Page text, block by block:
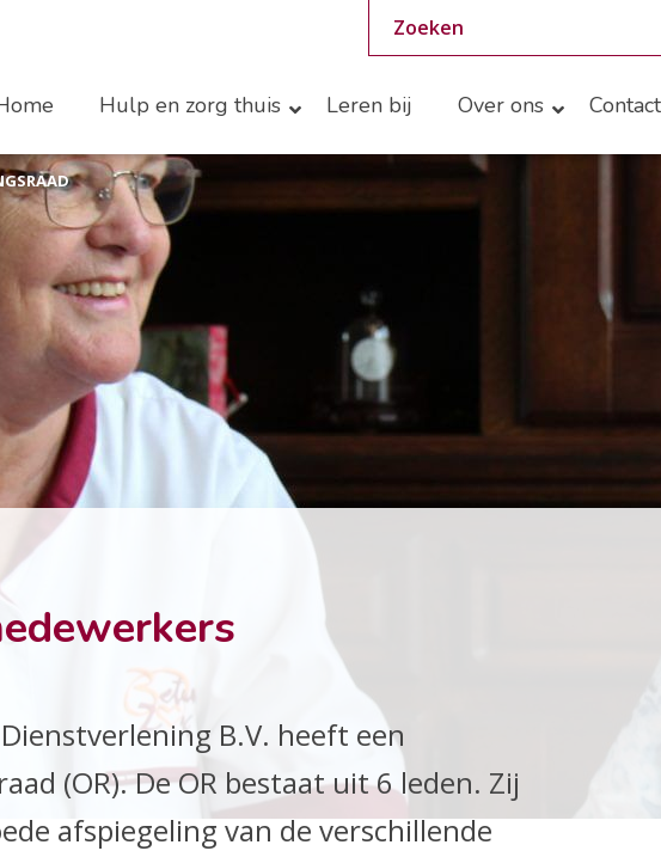
Hulp en zorg thuis Leren bij Over ons Contact
B.V. heeft een
(OR). De OR bestaat uit 6 leden. Zij
afspiegeling van de verschillende